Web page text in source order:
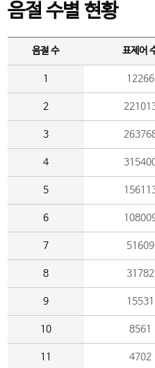
음절 수별 현황
음절 수 표제어
1 12266
2
3
4
5
6
7 51609
8 31782
9 15531
10 8561
11 4702